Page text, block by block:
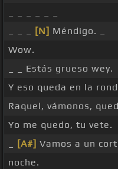
[N] Méndigo. _
Wow.
_ _ Estás grueso wey.
Y eso queda en la
Raquel, vámonos,
Yo me quedo, tu vete.
[A#] Vamos a un
noche.